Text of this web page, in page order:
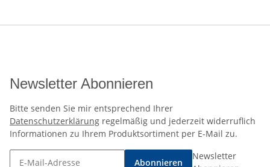
Newsletter Abonnieren
Bitte senden Sie mir entsprechend Ihrer
Datenschutzerklärung regelmäßig und jederzeit widerruflich
Informationen zu Ihrem Produktsortiment per E-Mail zu.
Abonnieren
Newsletter